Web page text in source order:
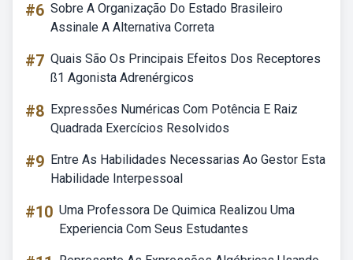
#6 Sobre A Organização Do Estado Brasileiro
Assinale A Alternativa Correta
#7 Quais São Os Principais Efeitos Dos Receptores
ß1 Agonista Adrenérgicos
#8 Expressões Numéricas Com Potência E Raiz
Quadrada Exercícios Resolvidos
#9 Entre As Habilidades Necessarias Ao Gestor Esta
Habilidade Interpessoal
#10 Uma Professora De Quimica Realizou Uma
Experiencia Com Seus Estudantes